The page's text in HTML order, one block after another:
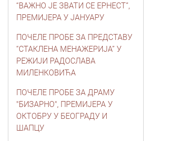
“ВАЖНО ЈЕ ЗВАТИ СЕ ЕРНЕСТ”,
ПРЕМИЈЕРА У ЈАНУАРУ
ПОЧЕЛЕ ПРОБЕ ЗА ПРЕДСТАВУ
“СТАКЛЕНА МЕНАЖЕРИЈА” У
РЕЖИЈИ РАДОСЛАВА
МИЛЕНКОВИЋА
ПОЧЕЛЕ ПРОБЕ ЗА ДРАМУ
"БИЗАРНО", ПРЕМИЈЕРА У
ОКТОБРУ У БЕОГРАДУ И
ШАПЦУ